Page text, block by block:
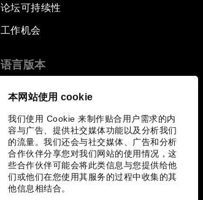
本网站使用 cookie
我们使用 Cookie 来制作贴合用户需求的内
容与广告、提供社交媒体功能以及分析我们
的流量。我们还会与社交媒体、广告和分析
合作伙伴分享您对我们网站的使用情况，这
些合作伙伴可能会将此类信息与您提供给他
们或他们在您使用其服务的过程中收集的其
他信息相结合。
论坛可持续性
工作机会
语言版本